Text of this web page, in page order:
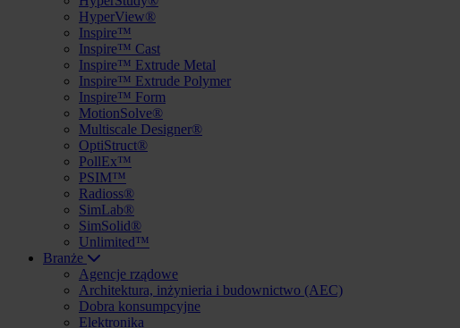
HyperView®
Inspire™
Inspire™ Cast
Inspire™ Extrude Metal
Inspire™ Extrude Polymer
Inspire™ Form
MotionSolve®
Multiscale Designer®
OptiStruct®
PollEx™
PSIM™
Radioss®
SimLab®
SimSolid®
Unlimited™
Branże
Agencje rządowe
Architektura, inżynieria i budownictwo (AEC)
Dobra konsumpcyjne
Elektronika